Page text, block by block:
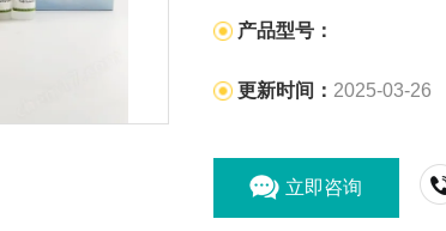
产品型号：
更新时间： 2025-03-26
立即咨询